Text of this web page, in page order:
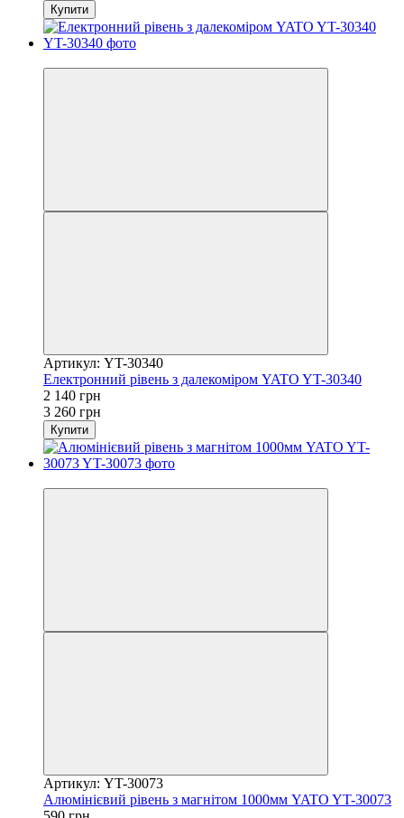
Купити
Артикул: YT-30340
Електронний рівень з далекоміром YATO YT-30340
2 140 грн
3 260 грн
Купити
Артикул: YT-30073
Алюмінієвий рівень з магнітом 1000мм YATO YT-30073